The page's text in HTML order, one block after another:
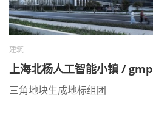
建筑
上海北杨人工智能小镇 / gmp
三角地块生成地标组团